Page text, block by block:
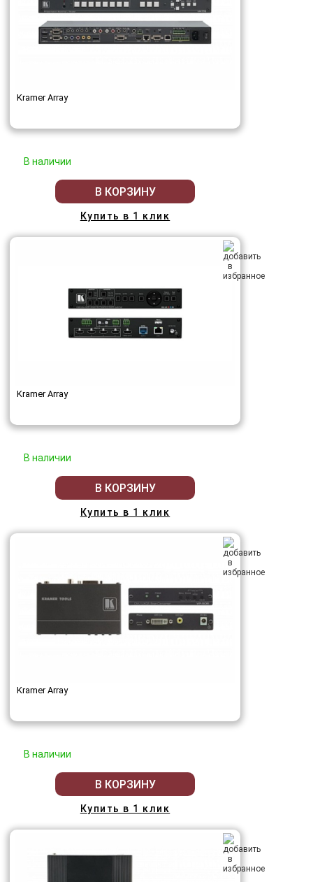
Kramer Array
В наличии
В КОРЗИНУ
Купить в 1 клик
Kramer Array
В наличии
В КОРЗИНУ
Купить в 1 клик
Kramer Array
В наличии
В КОРЗИНУ
Купить в 1 клик